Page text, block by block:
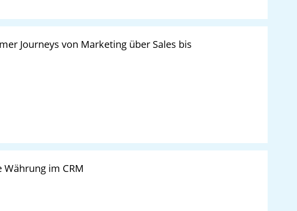
Journeys von Marketing über Sales bis
Währung im CRM